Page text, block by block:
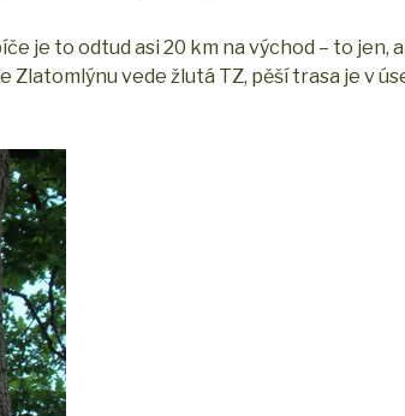
je to odtud asi 20 km na východ – to jen,
Zlatomlýnu vede žlutá TZ, pěší trasa je v